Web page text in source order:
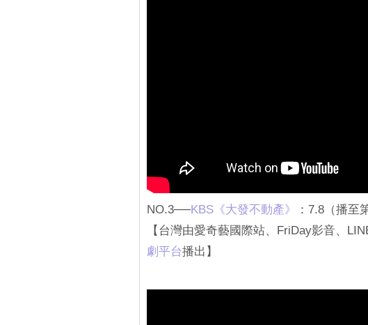
NO.3──KBS《大發不動產》
：7.8（播至
【台灣由愛奇藝國際站、FriDay影音、
劇平台播出】